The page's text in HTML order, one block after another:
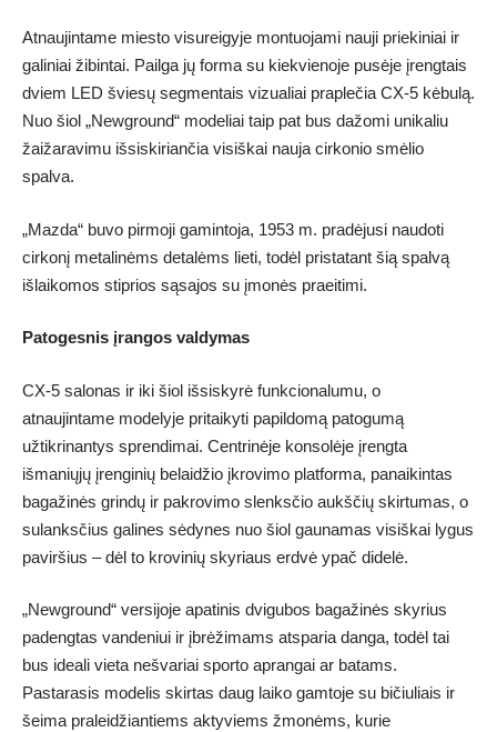
Atnaujintame miesto visureigyje montuojami nauji priekiniai ir
galiniai žibintai. Pailga jų forma su kiekvienoje pusėje įrengtais
dviem LED šviesų segmentais vizualiai praplečia CX-5 kėbulą.
Nuo šiol „Newground“ modeliai taip pat bus dažomi unikaliu
žaižaravimu išsiskiriančia visiškai nauja cirkonio smėlio
spalva.
„Mazda“ buvo pirmoji gamintoja, 1953 m. pradėjusi naudoti
cirkonį metalinėms detalėms lieti, todėl pristatant šią spalvą
išlaikomos stiprios sąsajos su įmonės praeitimi.
Patogesnis įrangos valdymas
CX-5 salonas ir iki šiol išsiskyrė funkcionalumu, o
atnaujintame modelyje pritaikyti papildomą patogumą
užtikrinantys sprendimai. Centrinėje konsolėje įrengta
išmaniųjų įrenginių belaidžio įkrovimo platforma, panaikintas
bagažinės grindų ir pakrovimo slenksčio aukščių skirtumas, o
sulanksčius galines sėdynes nuo šiol gaunamas visiškai lygus
paviršius – dėl to krovinių skyriaus erdvė ypač didelė.
„Newground“ versijoje apatinis dvigubos bagažinės skyrius
padengtas vandeniui ir įbrėžimams atsparia danga, todėl tai
bus ideali vieta nešvariai sporto aprangai ar batams.
Pastarasis modelis skirtas daug laiko gamtoje su bičiuliais ir
šeima praleidžiantiems aktyviems žmonėms, kurie